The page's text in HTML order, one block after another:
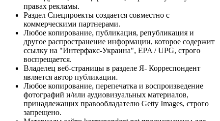
правах рекламы.
Раздел Спецпроекты создается совместно с
коммерческими партнерами.
Любое копирование, публикация, републикация и
другое распространение информации, которое содержит
ссылку на "Интерфакс-Украина", EPA / UPG, строго
воспрещается.
Владелец веб-страницы в разделе Я- Корреспондент
является автор публикации.
Любое копирование, перепечатка и воспроизведение
фотографий и/или аудиовизуальных материалов,
принадлежащих правообладателю Getty Images, строго
запрещено.